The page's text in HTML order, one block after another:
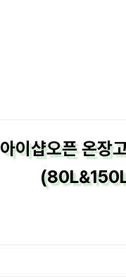
아이샵오픈 온장